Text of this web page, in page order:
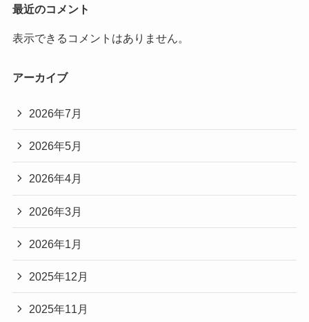
最近のコメント
表示できるコメントはありません。
アーカイブ
2026年7月
2026年5月
2026年4月
2026年3月
2026年1月
2025年12月
2025年11月